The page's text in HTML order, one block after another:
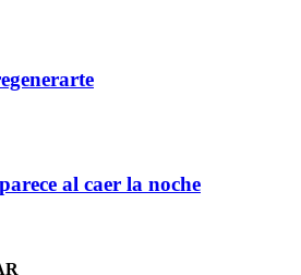
al caer la noche